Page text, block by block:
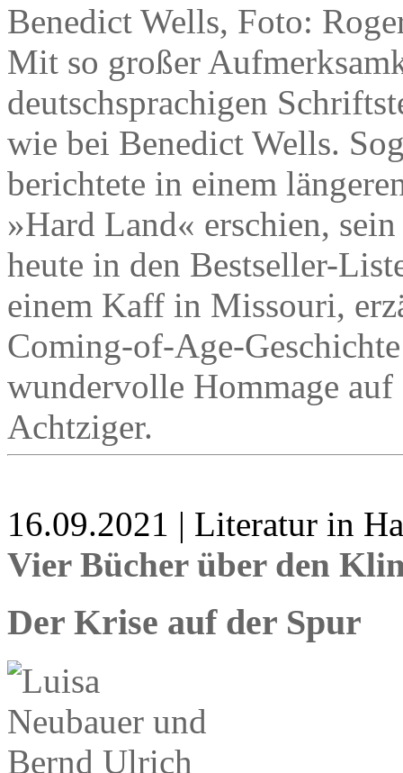
Benedict Wells, Foto:
Mit so großer
deutschsprachigen
wie bei Benedict Wells.
berichtete in einem
»Hard Land« erschien,
heute in den Bestseller-
einem Kaff in Missouri,
Coming-of-Age-
wundervolle Hommage
Achtziger.
16.09.2021 | Literatur in
Vier Bücher über den
Der Krise auf der Spur